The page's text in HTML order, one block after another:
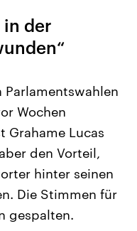
USA
Aktuelle Beiträge,
Hintergründe
Wirtschaftlich und
gehören die Vereinigten
den mächtigsten Ländern
mit großem Einfluss auf
in der
Wochen
Grahame Lucas
den Vorteil,
hinter seinen
Die Stimmen für
gespalten.